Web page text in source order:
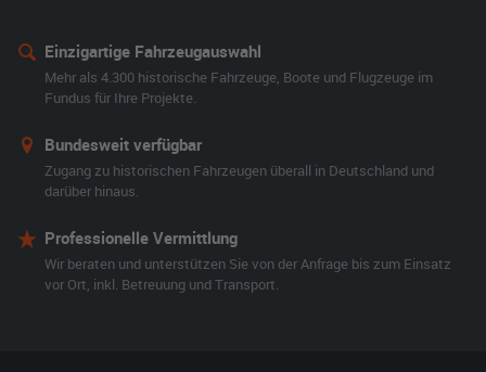
Einzigartige Fahrzeugauswahl
Mehr als 4.300 historische Fahrzeuge, Boote und Flugzeuge im
Fundus für Ihre Projekte.
Bundesweit verfügbar
Zugang zu historischen Fahrzeugen überall in Deutschland und
darüber hinaus.
Professionelle Vermittlung
Wir beraten und unterstützen Sie von der Anfrage bis zum Einsatz
vor Ort, inkl. Betreuung und Transport.